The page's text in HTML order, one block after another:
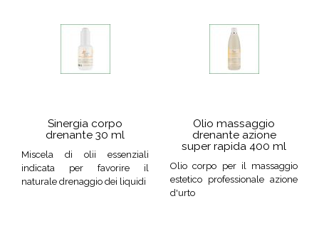
Sinergia corpo
drenante 30 ml
Miscela di olii essenziali
indicata per favorire il
naturale drenaggio dei liquidi
Olio massaggio
drenante azione
super rapida 400 ml
Olio corpo per il massaggio
estetico professionale azione
d'urto